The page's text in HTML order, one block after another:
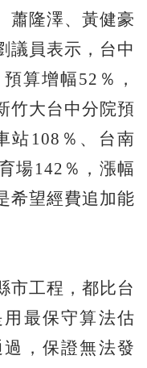
蕭隆澤、黃健豪
議員表示，台中
算增幅52％，
竹大台中分院預
站108％、台南
場142％，漲幅
希望經費追加能
市工程，都比台
最保守算法估
，保證無法發